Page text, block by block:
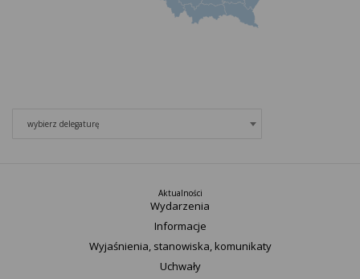
wybierz delegaturę
Aktualności
Wydarzenia
Informacje
Wyjaśnienia, stanowiska, komunikaty
Uchwały